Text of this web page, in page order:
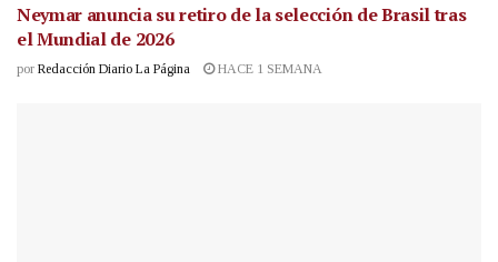
Neymar anuncia su retiro de la selección de Brasil tras
el Mundial de 2026
por Redacción Diario La Página HACE 1 SEMANA